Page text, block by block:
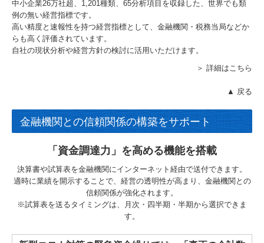
中小企業26万社超、 1,201種類、65分析項目を収録した、世界でも類
例の無い経営指標です。
高い精度と速報性を持つ経営指標として、金融機関・税務当局などか
らも高く評価されています。
自社の現状分析や経営方針の検討に活用いただけます。
＞ 詳細はこちら
▲ 戻る
金融機関との信頼関係の構築をサポート
「資金調達力」を高める機能を搭載
決算書や試算表を金融機関にインターネット経由で送付できます。
適時に業績を開示することで、経営の透明性が高まり、金融機関との
信頼関係が強化されます。
※試算表を送るタイミングは、月次・四半期・半期から選択できま
す。